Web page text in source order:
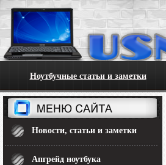
Ноутбучные статьи и заметки
Новости, статьи и заметки
Апгрейд ноутбука